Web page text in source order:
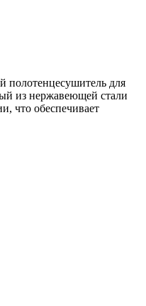
полотенцесушитель для
из нержавеющей стали
что обеспечивает